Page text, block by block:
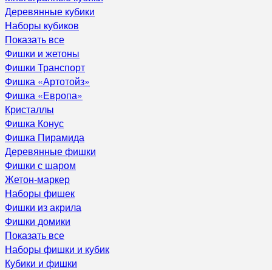
Деревянные кубики
Наборы кубиков
Показать все
Фишки и жетоны
Фишки Транспорт
Фишка «Артотойз»
Фишка «Европа»
Кристаллы
Фишка Конус
Фишка Пирамида
Деревянные фишки
Фишки с шаром
Жетон-маркер
Наборы фишек
Фишки из акрила
Фишки домики
Показать все
Наборы фишки и кубик
Кубики и фишки